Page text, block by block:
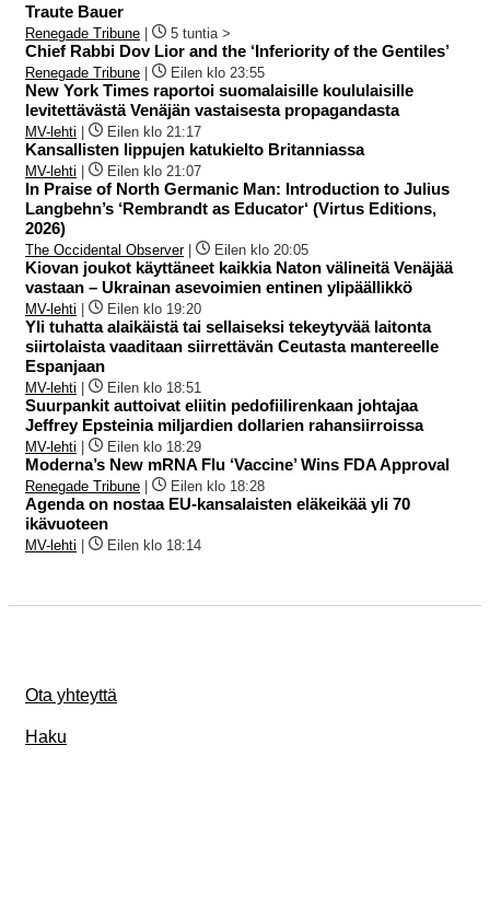
Traute Bauer
Renegade Tribune 5 tuntia >
Chief Rabbi Dov Lior and the ‘Inferiority of the Gentiles’
Renegade Tribune Eilen klo 23:55
New York Times raportoi suomalaisille koululaisille
levitettävästä Venäjän vastaisesta propagandasta
MV-lehti Eilen klo 21:17
Kansallisten lippujen katukielto Britanniassa
MV-lehti Eilen klo 21:07
In Praise of North Germanic Man: Introduction to Julius
Langbehn’s ‘Rembrandt as Educator‘ (Virtus Editions,
2026)
The Occidental Observer| Eilen klo 20:05
Kiovan joukot käyttäneet kaikkia Naton välineitä Venäjää
vastaan – Ukrainan asevoimien entinen ylipäällikkö
MV-lehti Eilen klo 19:20
Yli tuhatta alaikäistä tai sellaiseksi tekeytyvää laitonta
siirtolaista vaaditaan siirrettävän Ceutasta mantereelle
Espanjaan
MV-lehti Eilen klo 18:51
Suurpankit auttoivat eliitin pedofiilirenkaan johtajaa
Jeffrey Epsteinia miljardien dollarien rahansiirroissa
MV-lehti Eilen klo 18:29
Moderna’s New mRNA Flu ‘Vaccine’ Wins FDA Approval
Renegade Tribune Eilen klo 18:28
Agenda on nostaa EU-kansalaisten eläkeikää yli 70
ikävuoteen
MV-lehti Eilen klo 18:14
Ota yhteyttä
Haku